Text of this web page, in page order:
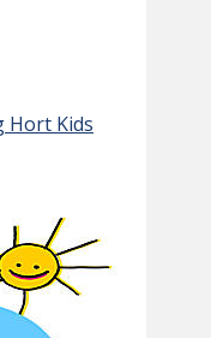
Hort Kids